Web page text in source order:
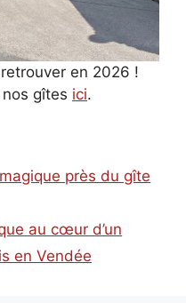
en 2026 !
gîtes ici.
près du gîte
au cœur d’un
en Vendée